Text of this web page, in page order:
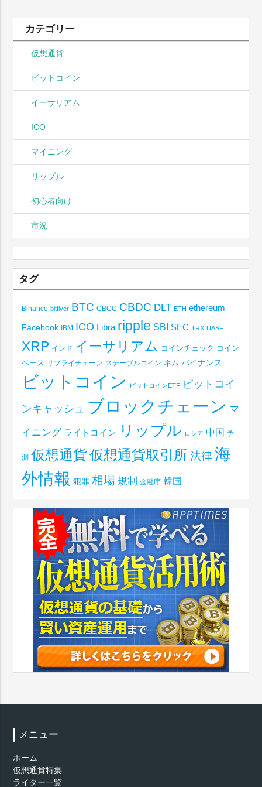
カテゴリー
仮想通貨
ビットコイン
イーサリアム
ICO
マイニング
リップル
初心者向け
市況
タグ
Binance bitflyer BTC CBCC CBDC DLT ETH ethereum
Facebook IBM ICO Libra ripple SBI SEC TRX UASF
XRP インド イーサリアム コインチェック コイン
ベース サプライチェーン ステーブルコイン ネム バイナンス
ビットコイン ビットコインETF ビットコイ
ンキャッシュ ブロックチェーン マ
イニング ライトコイン リップル ロシア 中国 予
測 仮想通貨仮想通貨取引所 法律 海
外情報 犯罪 相場 規制 金融庁 韓国
メニュー
ホーム
仮想通貨特集
ライター一覧